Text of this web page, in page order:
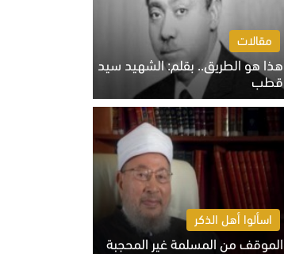
مقالات
هذا هو الطريق.. بقلم: الشهيد سيد
قطب
الخميس 6 أغسطس 2026 10:52 ص
اسألوا أهل الذكر
الموقف من المسلمة غير المحجبة